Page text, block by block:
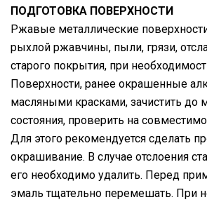
ПОДГОТОВКА ПОВЕРХНОСТИ
Ржавые металлические
рыхлой ржавчины, пыли, грязи,
старого покрытия, при
Поверхности, ранее окрашенные
масляными красками, зачистить до
состояния, проверить на
Для этого рекомендуется сделать
окрашивание. В случае отслоения
его необходимо удалить. Перед
эмаль тщательно перемешать. При